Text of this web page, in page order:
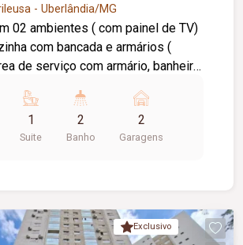
- Uberlândia/MG
02 ambientes ( com painel de TV)
com bancada e armários (
de serviço com armário, banheiro
painel de TV ), 02 vagas de
: Portaria digital ( Guardian),
, academia , salão de festa , área
, shopping Vila Viseu ,
e vários outros
1
Suite
2
Banho
2
Garagens
Exclusivo